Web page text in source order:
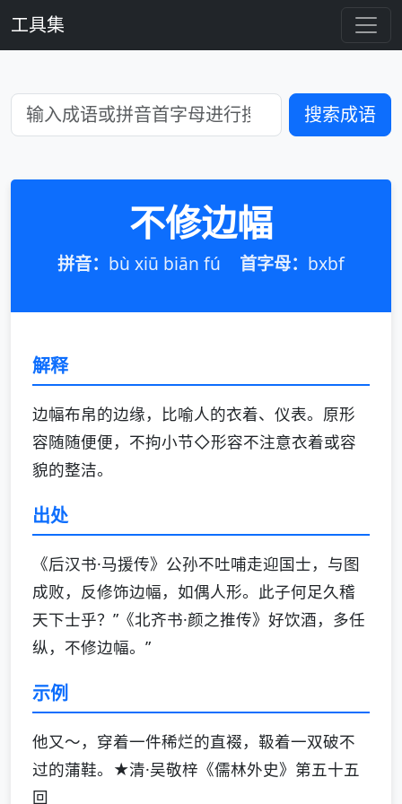
工具集
搜索成语
不修边幅
拼音： bù xiū biān fú 首字母： bxbf
解释
边幅布帛的边缘，比喻人的衣着、仪表。原形
容随随便便，不拘小节◇形容不注意衣着或容
貌的整洁。
出处
《后汉书·马援传》公孙不吐哺走迎国士，与图
成败，反修饰边幅，如偶人形。此子何足久稽
天下士乎？”《北齐书·颜之推传》好饮酒，多任
纵，不修边幅。”
示例
他又～，穿着一件稀烂的直裰，靸着一双破不
过的蒲鞋。★清·吴敬梓《儒林外史》第五十五
回